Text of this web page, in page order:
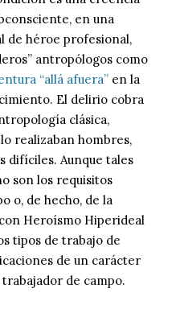
en una
de héroe profesional,
antropólogos como
“allá afuera” en la
El delirio cobra
clásica,
realizaban hombres,
difíciles. Aunque tales
son los requisitos
o, de hecho, de la
Heroísmo Hiperideal
tipos de trabajo de
de un carácter
de campo.